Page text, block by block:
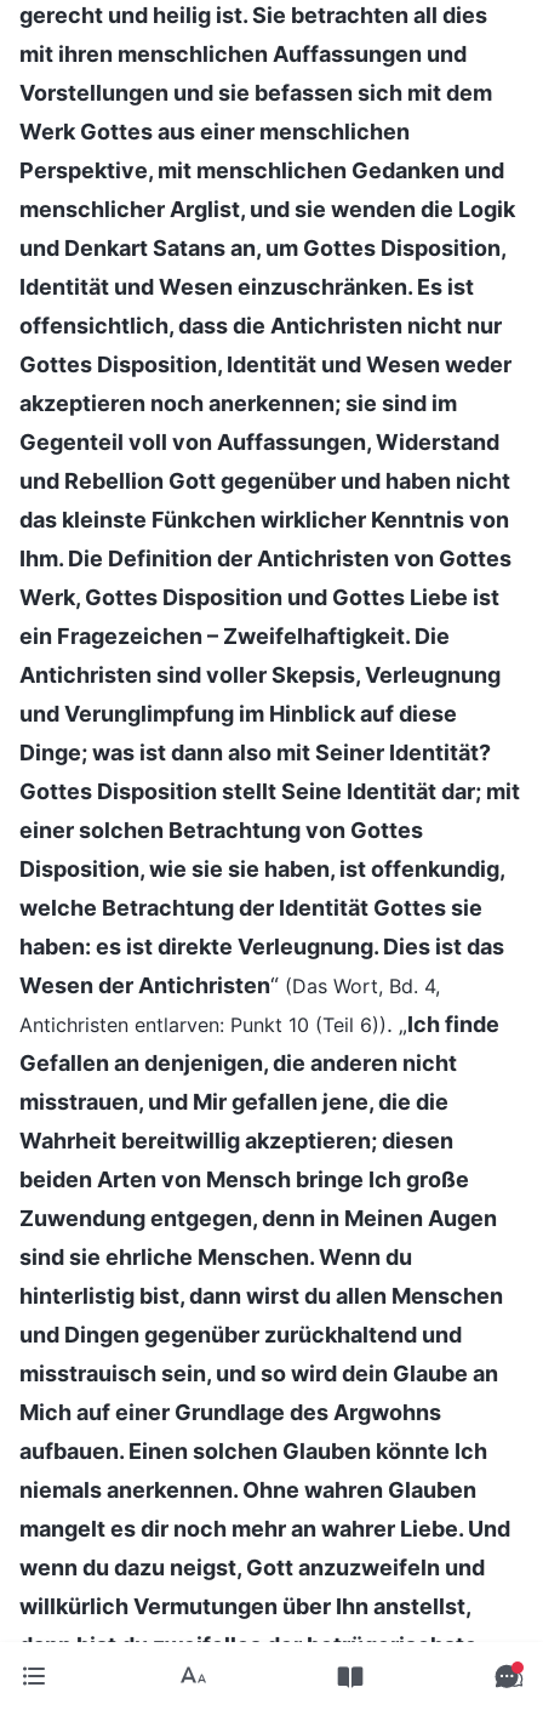
gerecht und heilig ist. Sie betrachten all dies
mit ihren menschlichen Auffassungen und
Vorstellungen und sie befassen sich mit dem
Werk Gottes aus einer menschlichen
Perspektive, mit menschlichen Gedanken und
menschlicher Arglist, und sie wenden die Logik
und Denkart Satans an, um Gottes Disposition,
Identität und Wesen einzuschränken. Es ist
offensichtlich, dass die Antichristen nicht nur
Gottes Disposition, Identität und Wesen weder
akzeptieren noch anerkennen; sie sind im
Gegenteil voll von Auffassungen, Widerstand
und Rebellion Gott gegenüber und haben nicht
das kleinste Fünkchen wirklicher Kenntnis von
Ihm. Die Definition der Antichristen von Gottes
Werk, Gottes Disposition und Gottes Liebe ist
ein Fragezeichen – Zweifelhaftigkeit. Die
Antichristen sind voller Skepsis, Verleugnung
und Verunglimpfung im Hinblick auf diese
Dinge; was ist dann also mit Seiner Identität?
Gottes Disposition stellt Seine Identität dar; mit
einer solchen Betrachtung von Gottes
Disposition, wie sie sie haben, ist offenkundig,
welche Betrachtung der Identität Gottes sie
haben: es ist direkte Verleugnung. Dies ist das
Wesen der Antichristen“ (Das Wort, Bd. 4,
Antichristen entlarven: Punkt 10 (Teil 6)). „Ich finde
Gefallen an denjenigen, die anderen nicht
misstrauen, und Mir gefallen jene, die die
Wahrheit bereitwillig akzeptieren; diesen
beiden Arten von Mensch bringe Ich große
Zuwendung entgegen, denn in Meinen Augen
sind sie ehrliche Menschen. Wenn du
hinterlistig bist, dann wirst du allen Menschen
und Dingen gegenüber zurückhaltend und
misstrauisch sein, und so wird dein Glaube an
Mich auf einer Grundlage des Argwohns
aufbauen. Einen solchen Glauben könnte Ich
niemals anerkennen. Ohne wahren Glauben
mangelt es dir noch mehr an wahrer Liebe. Und
wenn du dazu neigst, Gott anzuzweifeln und
willkürlich Vermutungen über Ihn anstellst,
dann bist du zweifellos der betrügerischste
aller Menschen“(Das Wort, Bd. 1, Das Erscheinen